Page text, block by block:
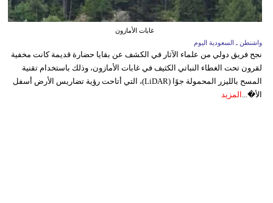
غابات الأمازون
واشنطن ـ السعودية اليوم
نجح فريق دولي من علماء الآثار في الكشف عن بقايا حضارة قديمة كانت مخفية
لقرون تحت الغطاء النباتي الكثيف في غابات الأمازون، وذلك باستخدام تقنية
المسح بالليزر المحمولة جوًا (LiDAR)، التي أتاحت رؤية تضاريس الأرض أسفل
الأ�... المزيد